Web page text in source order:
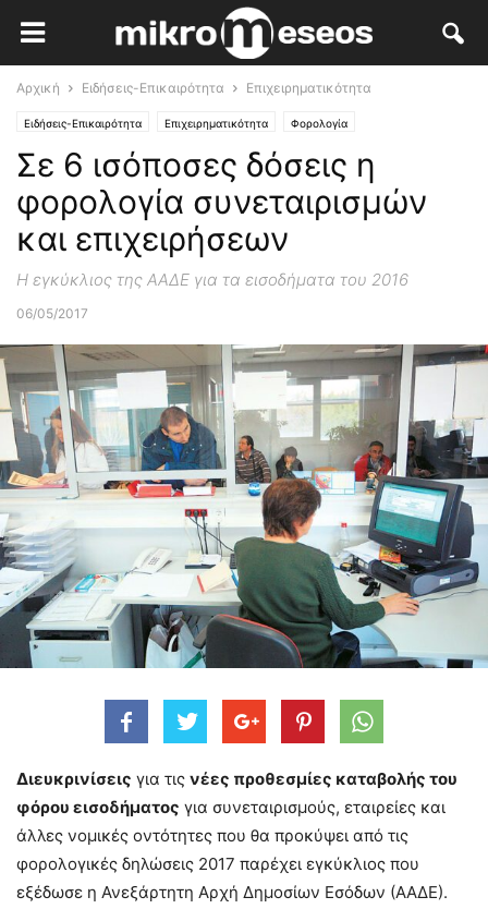
Αρχική Ειδήσεις-Επικαιρότητα Επιχειρηματικότητα
Ειδήσεις-Επικαιρότητα Επιχειρηματικότητα Φορολογία
Σε 6 ισόποσες δόσεις η
φορολογία συνεταιρισμών
και επιχειρήσεων
Η εγκύκλιος της ΑΑΔΕ για τα εισοδήματα του 2016
06/05/2017
Διευκρινίσεις για τις νέες προθεσμίες καταβολής του
φόρου εισοδήματος για συνεταιρισμούς, εταιρείες και
άλλες νομικές οντότητες που θα προκύψει από τις
φορολογικές δηλώσεις 2017 παρέχει εγκύκλιος που
εξέδωσε η Ανεξάρτητη Αρχή Δημοσίων Εσόδων (ΑΑΔΕ).